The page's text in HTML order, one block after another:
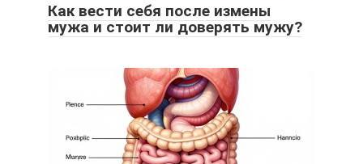
Как вести себя после измены
мужа и стоит ли доверять мужу?